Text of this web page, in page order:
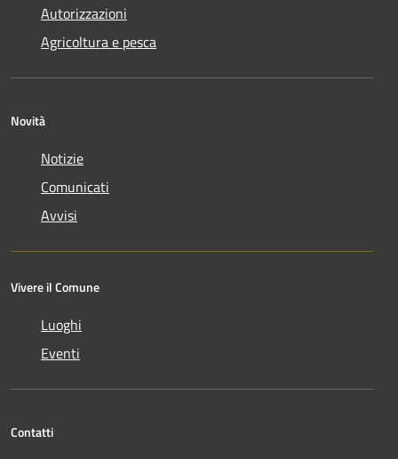
Autorizzazioni
Agricoltura e pesca
Novità
Notizie
Comunicati
Avvisi
Vivere il Comune
Luoghi
Eventi
Contatti